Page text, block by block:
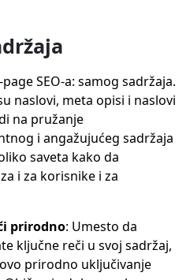
SEO-a: samog sadržaja.
naslovi, meta opisi i naslovi
na pružanje
i angažujućeg sadržaja
saveta kako da
i za korisnike i za
prirodno: Umesto da
ključne reči u svoj sadržaj,
prirodno uključivanje